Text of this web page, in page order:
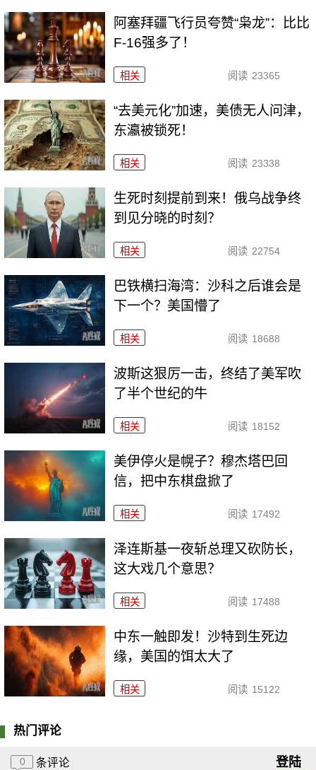
阿塞拜疆飞行员夸赞“枭龙”：比比
F-16强多了！
相关 阅读 23365
“去美元化”加速，美债无人问津，
东瀛被锁死！
相关 阅读 23338
生死时刻提前到来！俄乌战争终
到见分晓的时刻？
相关 阅读 22754
巴铁横扫海湾：沙科之后谁会是
下一个？美国懵了
相关 阅读 18688
波斯这狠厉一击，终结了美军吹
了半个世纪的牛
相关 阅读 18152
美伊停火是幌子？穆杰塔巴回
信，把中东棋盘掀了
相关 阅读 17492
泽连斯基一夜斩总理又砍防长，
这大戏几个意思？
相关 阅读 17488
中东一触即发！沙特到生死边
缘，美国的饵太大了
相关 阅读 15122
热门评论
0 条评论 登陆